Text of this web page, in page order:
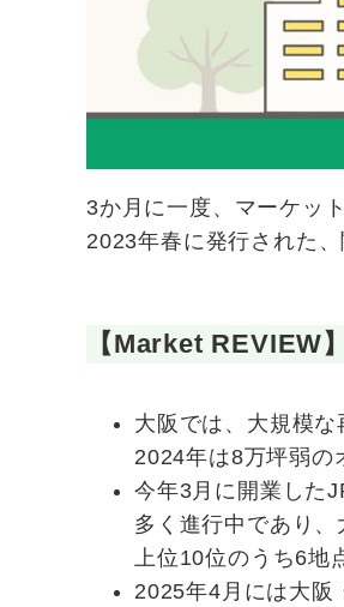
3か月に一度、マーケッ
2023年春に発行された
【Market REVIEW
大阪では、大規模
2024年は8万坪弱の
今年3月に開業した
多く進行中であり
上位10位のうち6地
2025年4月には大阪